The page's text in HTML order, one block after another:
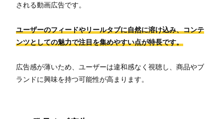
される動画広告です。
ユーザーのフィードやリールタブに自然に溶け込み、コンテ
ンツとしての魅力で注目を集めやすい点が特長です。
広告感が薄いため、ユーザーは違和感なく視聴し、商品やブ
ランドに興味を持つ可能性が高まります。